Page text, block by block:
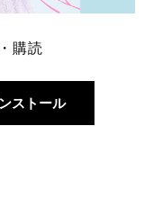
購読
ストール